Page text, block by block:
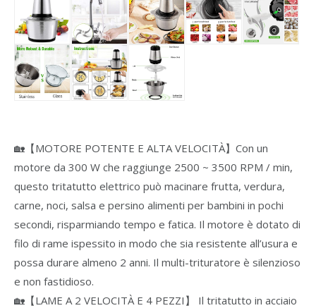
🏡【MOTORE POTENTE E ALTA VELOCITÀ】Con un
motore da 300 W che raggiunge 2500 ~ 3500 RPM / min,
questo tritatutto elettrico può macinare frutta, verdura,
carne, noci, salsa e persino alimenti per bambini in pochi
secondi, risparmiando tempo e fatica. Il motore è dotato di
filo di rame ispessito in modo che sia resistente all’usura e
possa durare almeno 2 anni. Il multi-trituratore è silenzioso
e non fastidioso.
🏡【LAME A 2 VELOCITÀ E 4 PEZZI】 Il tritatutto in acciaio